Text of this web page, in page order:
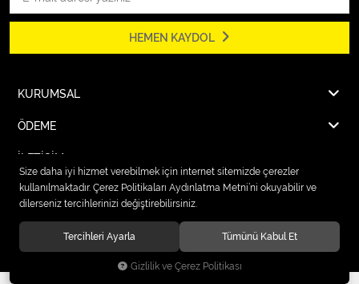
HEMEN KAYDOL
KURUMSAL
ÖDEME
İLETİŞİM
© 2026Karcher Market Fırat Elektrik. Tüm hakları saklıdır.
Size daha iyi hizmet verebilmek için internet sitemizde çerezler
kullanılmaktadır. Çerez Politikaları Aydınlatma Metni’ni okuyabilir ve
dilerseniz tercihlerinizi değiştirebilirsiniz.
Tercihleri Ayarla Tümünü Kabul Et
Gizlilik ve Çerez Politikası